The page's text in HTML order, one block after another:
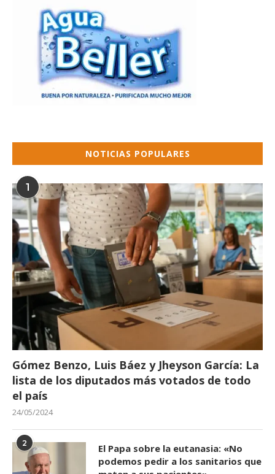
NOTICIAS POPULARES
1
Gómez Benzo, Luis Báez y Jheyson García: La
lista de los diputados más votados de todo
el país
24/05/2024
2
El Papa sobre la eutanasia: «No
podemos pedir a los sanitarios que